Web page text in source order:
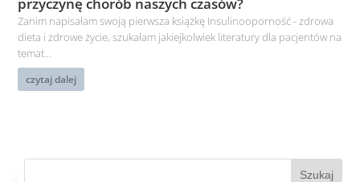
Zanim napisałam swoją pierwsza książkę Insulinooporność - zdrowa
dieta i zdrowe życie, szukałam jakiejkolwiek literatury dla pacjentów na
temat...
czytaj dalej
Szukaj